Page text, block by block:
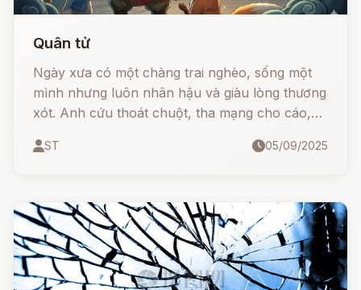
Quân tử
Ngày xưa có một chàng trai nghèo, sống một
mình nhưng luôn nhân hậu và giàu lòng thương
xót. Anh cứu thoát chuột, tha mạng cho cáo,
🌿ST 05/09/2025